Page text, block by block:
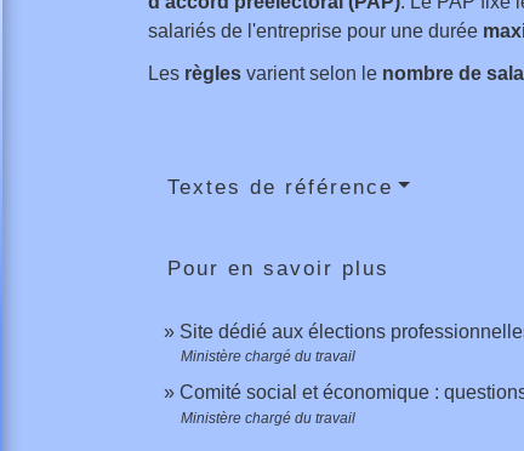
salariés de l'entreprise pour une durée
Les règlesvarient selon le nombre de
Textes de référence
Pour en savoir plus
Site dédié aux élections
Ministère chargé du travail
Comité social et économique :
Ministère chargé du travail